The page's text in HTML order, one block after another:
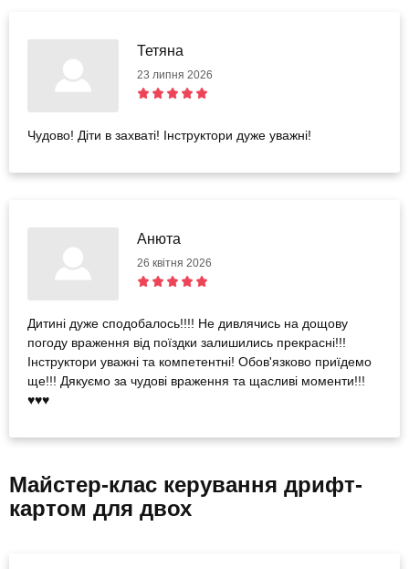
Тетяна
23 липня 2026
Чудово! Діти в захваті! Інструктори дуже уважні!
Анюта
26 квітня 2026
Дитині дуже сподобалось!!!! Не дивлячись на дощову
погоду враження від поїздки залишились прекрасні!!!
Інструктори уважні та компетентні! Обов'язково приїдемо
ще!!! Дякуємо за чудові враження та щасливі моменти!!!
♥️♥️♥️
Майстер-клас керування дрифт-
картом для двох